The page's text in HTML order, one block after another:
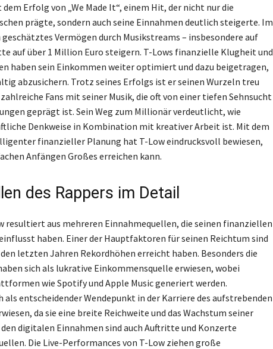
Erfolg von „We Made It“, einem Hit, der nicht nur die
prägte, sondern auch seine Einnahmen deutlich steigerte. Im
Vermögen durch Musikstreams – insbesondere auf
auf über 1 Million Euro steigern. T-Lows finanzielle Klugheit und
haben sein Einkommen weiter optimiert und dazu beigetragen,
abzusichern. Trotz seines Erfolgs ist er seinen Wurzeln treu
Fans mit seiner Musik, die oft von einer tiefen Sehnsucht
geprägt ist. Sein Weg zum Millionär verdeutlicht, wie
Denkweise in Kombination mit kreativer Arbeit ist. Mit dem
finanzieller Planung hat T-Low eindrucksvoll bewiesen,
Anfängen Großes erreichen kann.
des Rappers im Detail
resultiert aus mehreren Einnahmequellen, die seinen finanziellen
haben. Einer der Hauptfaktoren für seinen Reichtum sind
letzten Jahren Rekordhöhen erreicht haben. Besonders die
sich als lukrative Einkommensquelle erwiesen, wobei
wie Spotify und Apple Music generiert werden.
als entscheidender Wendepunkt in der Karriere des aufstrebenden
da sie eine breite Reichweite und das Wachstum seiner
den digitalen Einnahmen sind auch Auftritte und Konzerte
Die Live-Performances von T-Low ziehen große